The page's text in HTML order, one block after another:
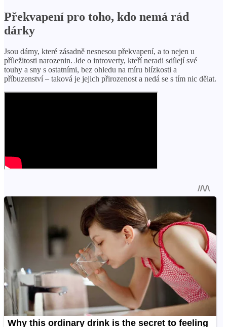
Překvapení pro toho, kdo nemá rád
dárky
Jsou dámy, které zásadně nesnesou překvapení, a to nejen u
příležitosti narozenin. Jde o introverty, kteří neradi sdílejí své
touhy a sny s ostatními, bez ohledu na míru blízkosti a
příbuzenství – taková je jejich přirozenost a nedá se s tím nic dělat.